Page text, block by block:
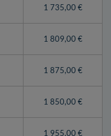
1 735,00 €
1 809,00 €
1 875,00 €
1 850,00 €
1 955,00 €